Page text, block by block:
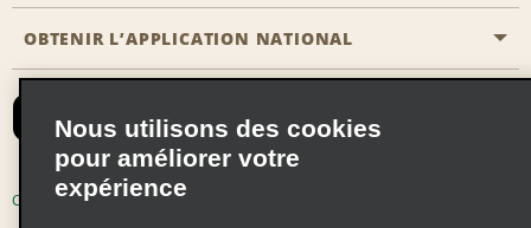
Solutions pour les professionnels
Accessibilité
Nous contacter
Recevoir des offres par email
OBTENIR L’APPLICATION NATIONAL
Conditions d’utilisation
Nous utilisons des cookies
pour améliorer votre
expérience